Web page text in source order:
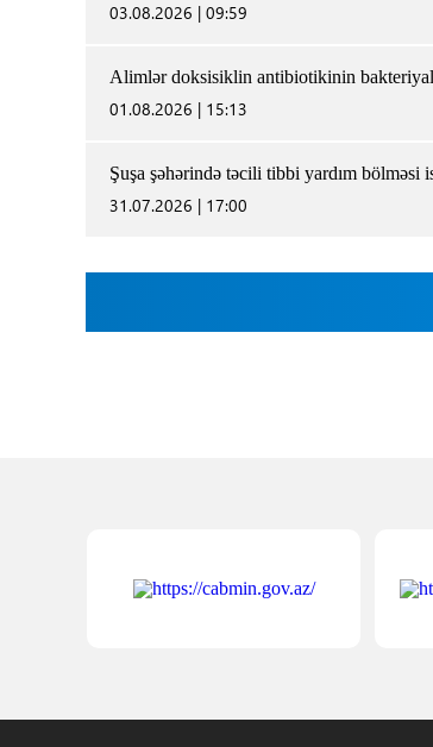
03.08.2026 | 09:59
Alimlər doksisiklin antibiotikinin
01.08.2026 | 15:13
Şuşa şəhərində təcili tibbi yardım bölməsi
31.07.2026 | 17:00